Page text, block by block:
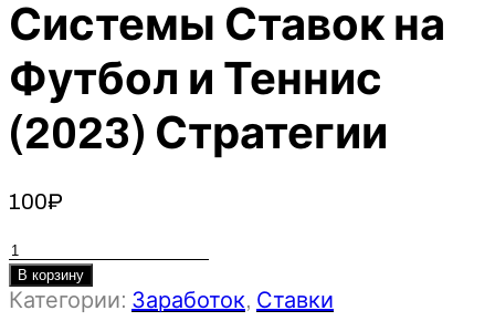
Системы Ставок на
Футбол и Теннис
(2023) Стратегии
100₽
Количество
товара
Системы
В корзину
Категории: Заработок, Ставки